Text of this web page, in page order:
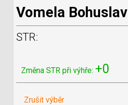
Vomela Bohuslav
STR:
Změna STR při výhře: +0
Zrušit výběr